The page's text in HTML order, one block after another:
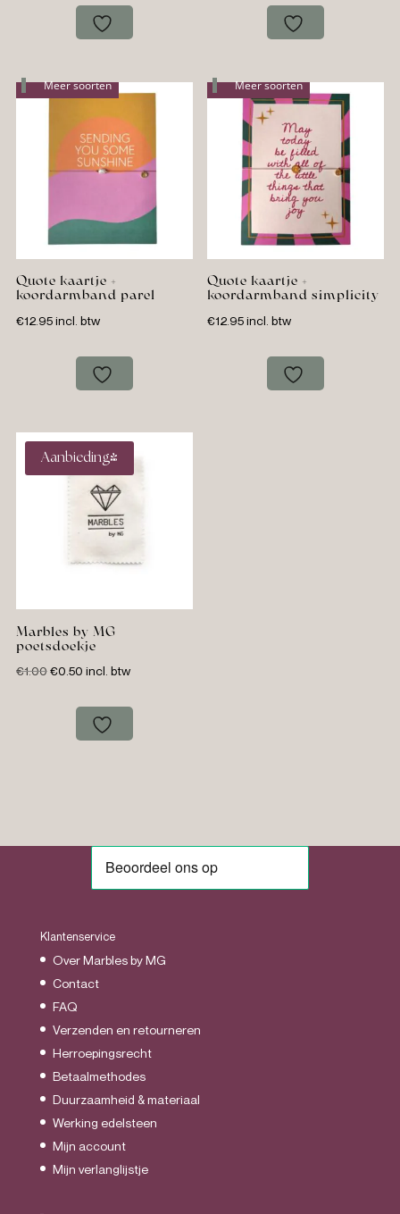
Meer soorten
Quote kaartje +
koordarmband parel
€12.95incl. btw
Meer soorten
Quote kaartje +
koordarmband simplicity
€12.95incl. btw
Aanbieding!
Marbles by MG
poetsdoekje
€1.00Oorspronkelijke
€1.00.
€0.50Huidige
€0.50.
incl. btw
Klantenservice
Over Marbles by MG
Contact
FAQ
Verzenden en retourneren
Herroepingsrecht
Betaalmethodes
Duurzaamheid & materiaal
Werking edelsteen
Mijn account
Mijn verlanglijstje